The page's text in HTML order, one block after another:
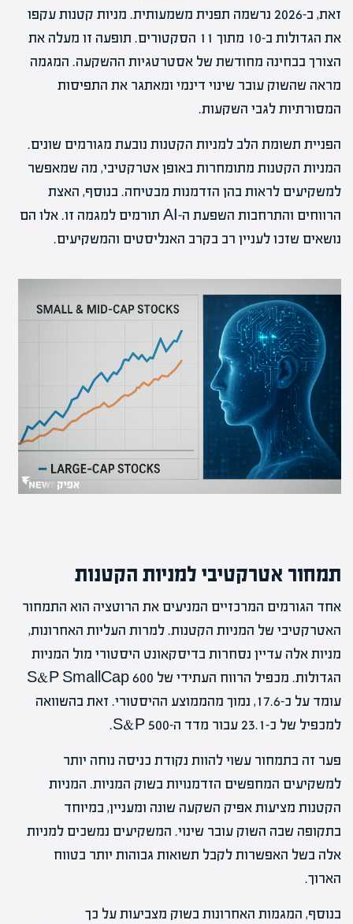
זאת, ב-2026 נרשמה תפנית משמעותית. מניות קטנות עקפו
את הגדולות ב-10 מתוך 11 הסקטורים. תופעה זו מעלה את
הצורך בבחינה מחודשת של אסטרטגיות ההשקעה. המגמה
מראה שהשוק עובר שינוי דינמי ומאתגר את התפיסות
המסורתיות לגבי השקעות.
הפניית תשומת הלב למניות הקטנות נובעת מגורמים שונים.
המניות הקטנות מתומחרות באופן אטרקטיבי, מה שמאפשר
למשקיעים לראות בהן הזדמנות מבטיחה. בנוסף, האצת
הרווחים והתרחבות השפעת ה-AI תורמים למגמה זו. אלו הם
נושאים שזכו לעניין רב בקרב האנליסטים והמשקיעים.
תמחור אטרקטיבי למניות הקטנות
אחד הגורמים המרכזיים המניעים את הרוטציה הוא התמחור
האטרקטיבי של המניות הקטנות. למרות העליות האחרונות,
מניות אלה עדיין נסחרות בדיסקאונט היסטורי מול המניות
הגדולות. מכפיל הרווח העתידי של S&P SmallCap 600
עומד על כ-17.6, נמוך מהממוצע ההיסטורי. זאת בהשוואה
למכפיל של כ-23.1 עבור מדד ה-S&P 500.
פער זה בתמחור עשוי להוות נקודת כניסה נוחה יותר
למשקיעים המחפשים הזדמנויות בשוק המניות. המניות
הקטנות מציעות אפיק השקעה שונה ומעניין, במיוחד
בתקופה שבה השוק עובר שינוי. המשקיעים נמשכים למניות
אלה בשל האפשרות לקבל תשואות גבוהות יותר בטווח
הארוך.
בנוסף, המגמות האחרונות בשוק מצביעות על כך